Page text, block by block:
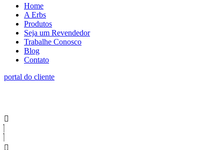
Home
A Erbs
Produtos
Seja um Revendedor
Trabalhe Conosco
Blog
Contato
portal do cliente